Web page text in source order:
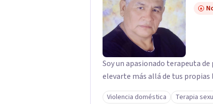
Soy un apasionado terapeuta
elevarte más allá de tus
Violencia doméstica Terapia